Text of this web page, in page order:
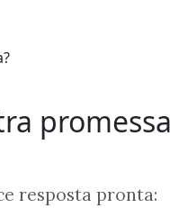
resposta pronta: